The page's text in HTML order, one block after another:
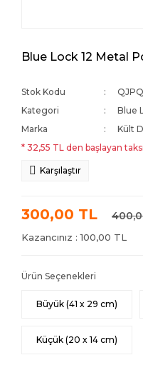
Blue Lock 12 Metal
Stok Kodu
Kategori
Blue
Marka
Kült
* 32,55 TL den başlayan
Karşılaştır
300,00 TL
Kazancınız : 100,00 TL
Ürün Seçenekleri
Büyük (41 x 29 cm)
Küçük (20 x 14 cm)